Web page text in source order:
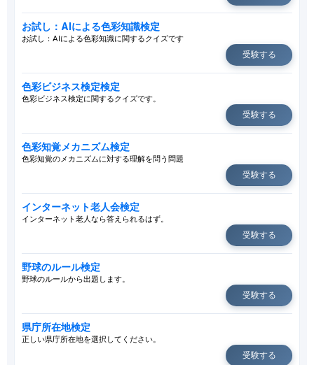
お試し：AIによる色彩知識検定
お試し：AIによる色彩知識に関するクイズです
受験する
色彩ビジネス検定検定
色彩ビジネス検定に関するクイズです。
受験する
色彩知覚メカニズム検定
色彩知覚のメカニズムに対する理解を問う問題
受験する
インターネット老人会検定
インターネット老人なら答えられるはず。
受験する
野球のルール検定
野球のルールから出題します。
受験する
県庁所在地検定
正しい県庁所在地を選択してください。
受験する